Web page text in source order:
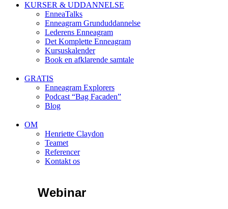
KURSER & UDDANNELSE
EnneaTalks
Enneagram Grunduddannelse
Lederens Enneagram
Det Komplette Enneagram
Kursuskalender
Book en afklarende samtale
GRATIS
Enneagram Explorers
Podcast “Bag Facaden”
Blog
OM
Henriette Claydon
Teamet
Referencer
Kontakt os
Webinar